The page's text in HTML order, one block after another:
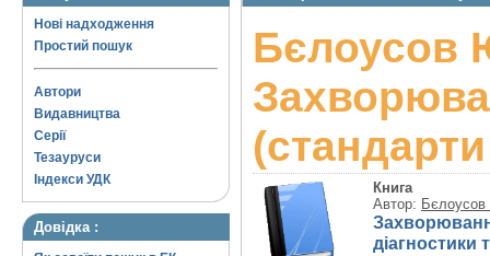
Нові надходження
Простий пошук
Автори
Видавництва
Серії
Тезауруси
Індекси УДК
Довідка :
Бєлоусов
Книга
Автор:
діагностики